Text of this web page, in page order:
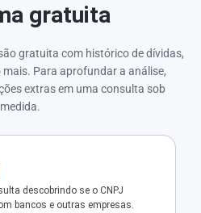
gratuita
gratuita com histórico de dívidas,
Para aprofundar a análise,
extras em uma consulta sob
medida.
descobrindo se o CNPJ
bancos e outras empresas.